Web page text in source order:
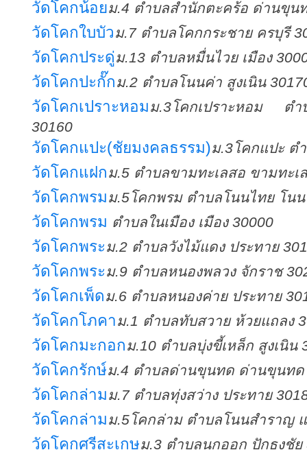
วัดโคกน้อยม.4 ตำบลสำนักตะคร้อ ด่านขุน
วัดโคกใบบัวม.7 ตำบลโคกกระชาย ครบุรี
วัดโคกประดู่ม.13 ตำบลหมื่นไวย เมือง
วัดโคกปะกั๊กม.2 ตำบลโนนค่า สูงเนิน
วัดโคกเปราะหอมม.3โคกเปราะหอม ต
30160
วัดโคกแปะ(ชัยมงคลธรรม)ม.3โคกแปะ ต
วัดโคกแฝกม.5 ตำบลขามทะเลสอ ขามทะเ
วัดโคกพรมม.5โคกพรม ตำบลโนนไทย โนน
วัดโคกพรม ตำบลในเมือง เมือง 30000
วัดโคกพระม.2 ตำบลวังไม้แดง ประทาย
วัดโคกพระม.9 ตำบลหนองพลวง จักราช
วัดโคกเพ็ดม.6 ตำบลหนองค่าย ประทาย
วัดโคกโภคาม.1 ตำบลทับสวาย ห้วยแถลง
วัดโคกมะกอกม.10 ตำบลบุ่งขี้เหล็ก สูงเนิน
วัดโคกรักษ์ม.4 ตำบลด่านขุนทด ด่านขุนทด
วัดโคกล่ามม.7 ตำบลทุ่งสว่าง ประทาย
วัดโคกล่ามม.5โคกล่าม ตำบลโนนสำราญ
วัดโคกศรีสะเกษม.3 ตำบลนกออก ปักธงชัย